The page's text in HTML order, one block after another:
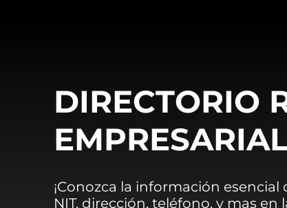
DIRECTORIO
¡Conozca la información
NIT, dirección, teléfono, y mas